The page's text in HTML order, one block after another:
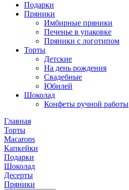
Подарки
Пряники
Имбирные пряники
Печенье в упаковке
Пряники с логотипом
Торты
Детские
На день рождения
Свадебные
Юбилей
Шоколад
Конфеты ручной работы
Главная
Торты
Macarons
Капкейки
Подарки
Шоколад
Десерты
Пряники